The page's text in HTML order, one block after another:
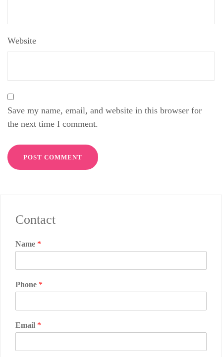
Website
Save my name, email, and website in this browser for
the next time I comment.
Contact
Name *
Phone *
Email *